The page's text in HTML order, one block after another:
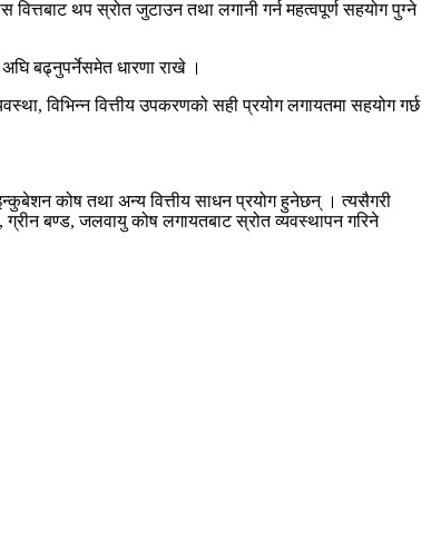
थप स्रोत जुटाउन तथा लगानी गर्न महत्वपूर्ण सहयोग पुग्ने
बढ्नुपर्नेसमेत धारणा राखे ।
विभिन्न वित्तीय उपकरणको सही प्रयोग लगायतमा सहयोग गर्छ
कोष तथा अन्य वित्तीय साधन प्रयोग हुनेछन् । त्यसैगरी
ग्रीन बण्ड, जलवायु कोष लगायतबाट स्रोत व्यवस्थापन गरिने